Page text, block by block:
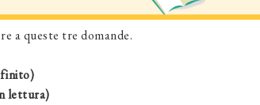
a queste tre domande.
finito)
lettura)